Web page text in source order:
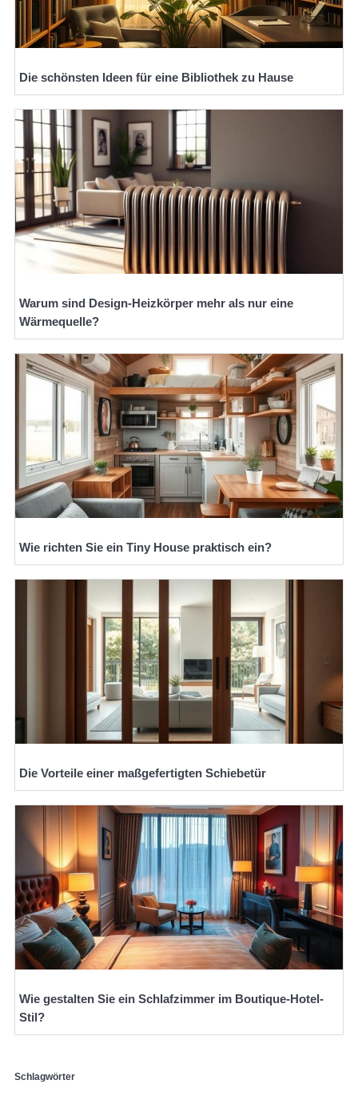
Die schönsten Ideen für eine Bibliothek zu Hause
Warum sind Design-Heizkörper mehr als nur eine
Wärmequelle?
Wie richten Sie ein Tiny House praktisch ein?
Die Vorteile einer maßgefertigten Schiebetür
Wie gestalten Sie ein Schlafzimmer im Boutique-Hotel-
Stil?
Schlagwörter